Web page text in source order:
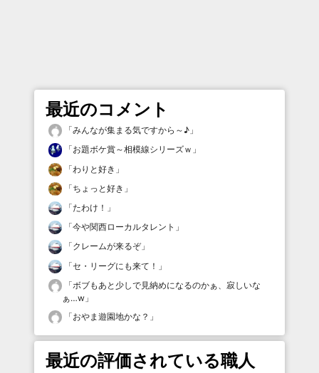
最近のコメント
「みんなが集まる気ですから～♪ 」
「お題ボケ賞～相模線シリーズｗ 」
「わりと好き 」
「ちょっと好き 」
「たわけ！ 」
「今や関西ローカルタレント 」
「クレームが来るぞ」
「セ・リーグにも来て！ 」
「ボブもあと少しで見納めになるのかぁ、寂しいな
ぁ…w 」
「おやま遊園地かな？ 」
最近の評価されている職人